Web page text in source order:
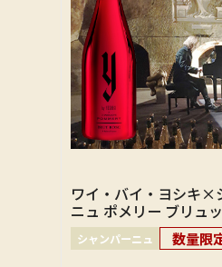
ワイ・バイ・ヨシキ×
ニュ ポメリー ブリュ
シャンパーニュ 数量限